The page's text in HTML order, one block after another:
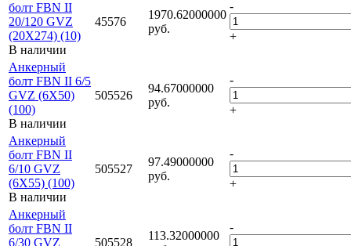
болт FBN II
20/120 GVZ
(20X274) (10)
В наличии
45576
1970.62000000
руб.
-
+
Анкерный
болт FBN II 6/5
GVZ (6X50)
(100)
В наличии
505526
94.67000000
руб.
-
+
Анкерный
болт FBN II
6/10 GVZ
(6X55) (100)
В наличии
505527
97.49000000
руб.
-
+
Анкерный
болт FBN II
6/30 GVZ
505528
113.32000000
-